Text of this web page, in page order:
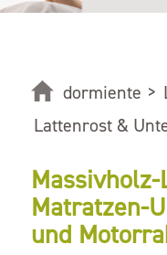
dormiente >
Lattenrost &
Matratzen-
und